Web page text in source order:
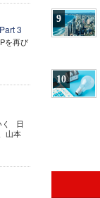
3
を再び
く 日
山本
9
10